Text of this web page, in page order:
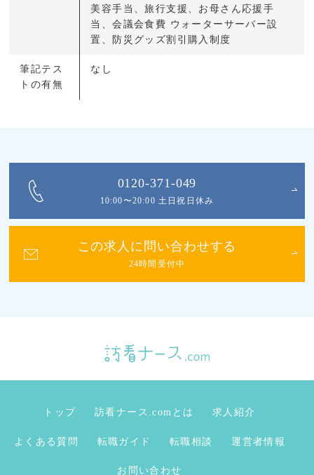
美容手当、旅行支援、お母さん応援手
当、会議会食費 ウォーターサーバー設
置、防災グッズ割引購入制度
筆記テス
トの有無
なし
0120-371-049
10:00〜20:00 土日祝日休み
この求人に問い合わせする
24時間受付中
トップ 訪看ナース.comとは 求人紹介
よくある質問 転職ガイド 転職相談 運営者情報
お問い合わせ